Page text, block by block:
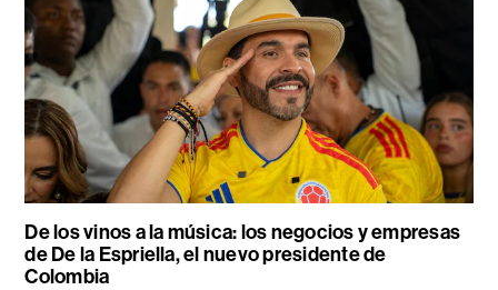
De los vinos a la música: los negocios y empresas
de De la Espriella, el nuevo presidente de
Colombia